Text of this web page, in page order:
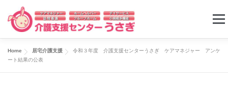
ン
テ
ン
メ
ケアプラン
Home 居宅介護支援
令和３年度 介護支援センターうさぎ ケアマネジャー アンケ
ート結果の公表